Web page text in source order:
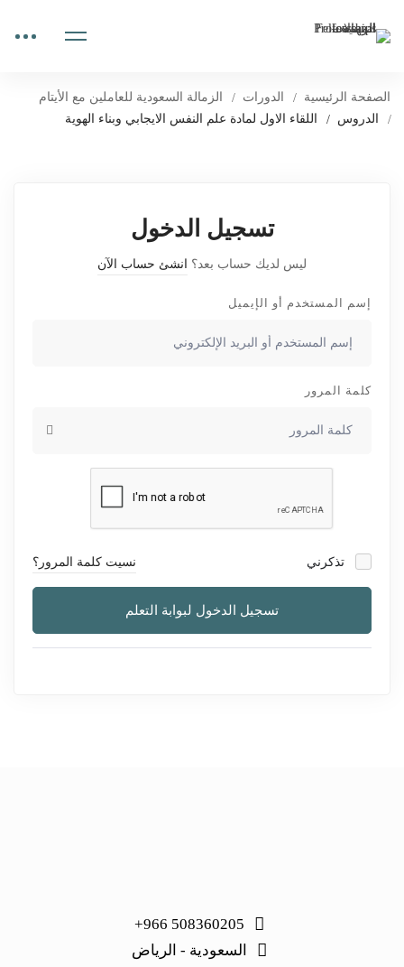
الصفحة الرئيسية الدورات
الزمالة السعودية للعاملين مع الأيتام
الدروس
اللقاء الاول لمادة علم النفس الايجابي وبناء الهوية
تسجيل الدخول
ليس لديك حساب بعد؟ انشئ حساب الآن
إسم المستخدم أو الإيميل
كلمة المرور
تذكرني نسيت كلمة المرور؟
تسجيل الدخول لبوابة التعلم
508360205 966+
السعودية - الرياض